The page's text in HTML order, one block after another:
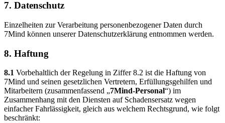
7. Datenschutz
Einzelheiten zur Verarbeitung personenbezogener Daten durch
7Mind können unserer Datenschutzerklärung entnommen werden.
8. Haftung
8.1 Vorbehaltlich der Regelung in Ziffer 8.2 ist die Haftung von
7Mind und seinen gesetzlichen Vertretern, Erfüllungsgehilfen und
Mitarbeitern (zusammenfassend „7Mind-Personal“) im
Zusammenhang mit den Diensten auf Schadensersatz wegen
einfacher Fahrlässigkeit, gleich aus welchem Rechtsgrund, wie folgt
beschränkt: